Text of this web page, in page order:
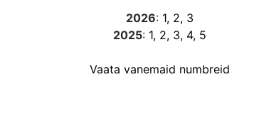
2026: 1, 2, 3
2025: 1, 2, 3, 4, 5
Vaata vanemaid numbreid